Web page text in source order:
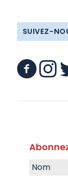
SUIVEZ-